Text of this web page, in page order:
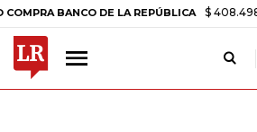
BANCO DE LA REPÚBLICA $ 408.498,97 +$